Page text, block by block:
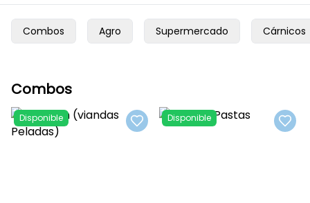
Combos Agro Supermercado Cárnicos
Combos
Add to favorites
Disponible
Add
Disponible